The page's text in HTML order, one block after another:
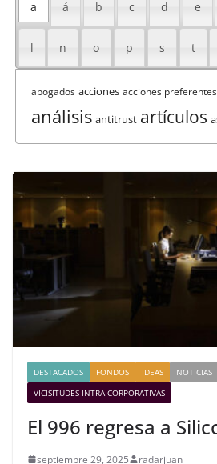
a á b c d e
l n o p s t
abogados acciones acciones preferentes
análisis antitrust artículos
DESTACADOS FONDOS IDEAS NOTICIAS
VICISITUDES INTRA-CORPORATIVAS
El 996 regresa a
septiembre 29, 2025 radarjuan